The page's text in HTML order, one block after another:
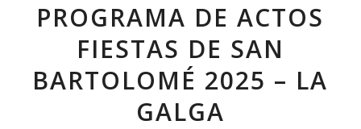
PROGRAMA DE ACTOS
FIESTAS DE SAN
BARTOLOMÉ 2025 – LA
GALGA